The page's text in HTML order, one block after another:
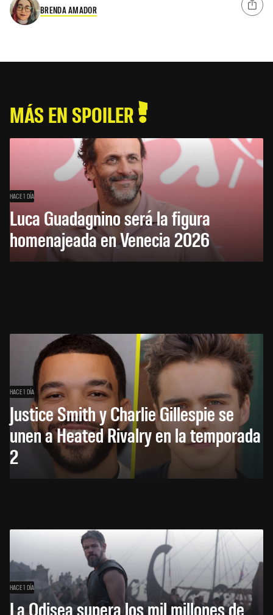
BRENDA AMADOR
MÁS EN SPOILER
HACE 1 DÍA
Luca Guadagnino será la figura
homenajeada en Venecia 2026
HACE 1 DÍA
Justice Smith y Charlie Gillespie se
unen a Heated Rivalry en la temporada
2
HACE 1 DÍA
La Odisea supera los mil millones de